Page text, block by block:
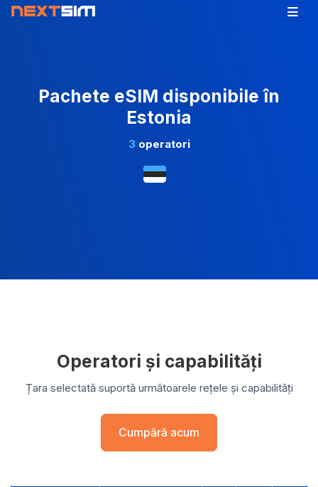
Pachete eSIM disponibile în
Estonia
3operatori
Operatori și capabilități
Țara selectată suportă următoarele rețele și capabilități
Cumpără acum